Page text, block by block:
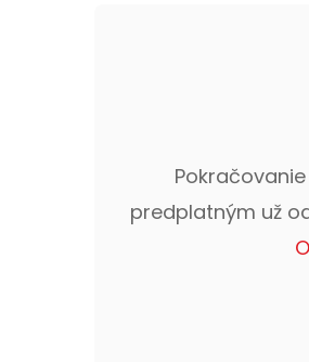
predplatným už